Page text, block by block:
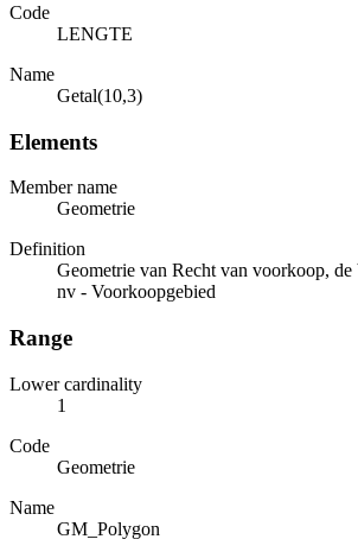
Code
LENGTE
Name
Getal(10,3)
Elements
Member name
Geometrie
Definition
Geometrie van Recht van voorkoop, de
nv - Voorkoopgebied
Range
Lower cardinality
1
Code
Geometrie
Name
GM_Polygon